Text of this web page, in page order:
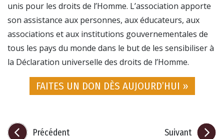
unis pour les droits de l’Homme. L’association apporte
son assistance aux personnes, aux éducateurs, aux
associations et aux institutions gouvernementales de
tous les pays du monde dans le but de les sensibiliser à
la Déclaration universelle des droits de l’Homme.
FAITES UN DON DÈS AUJOURD’HUI »
Précédent Suivant